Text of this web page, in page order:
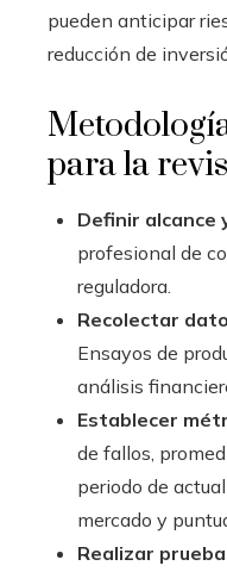
pueden anticipar
reducción de
para la
Definir alcance
profesional de
reguladora.
Recolectar
Ensayos de
análisis
Establecer
de fallos,
periodo de
mercado y
Realizar